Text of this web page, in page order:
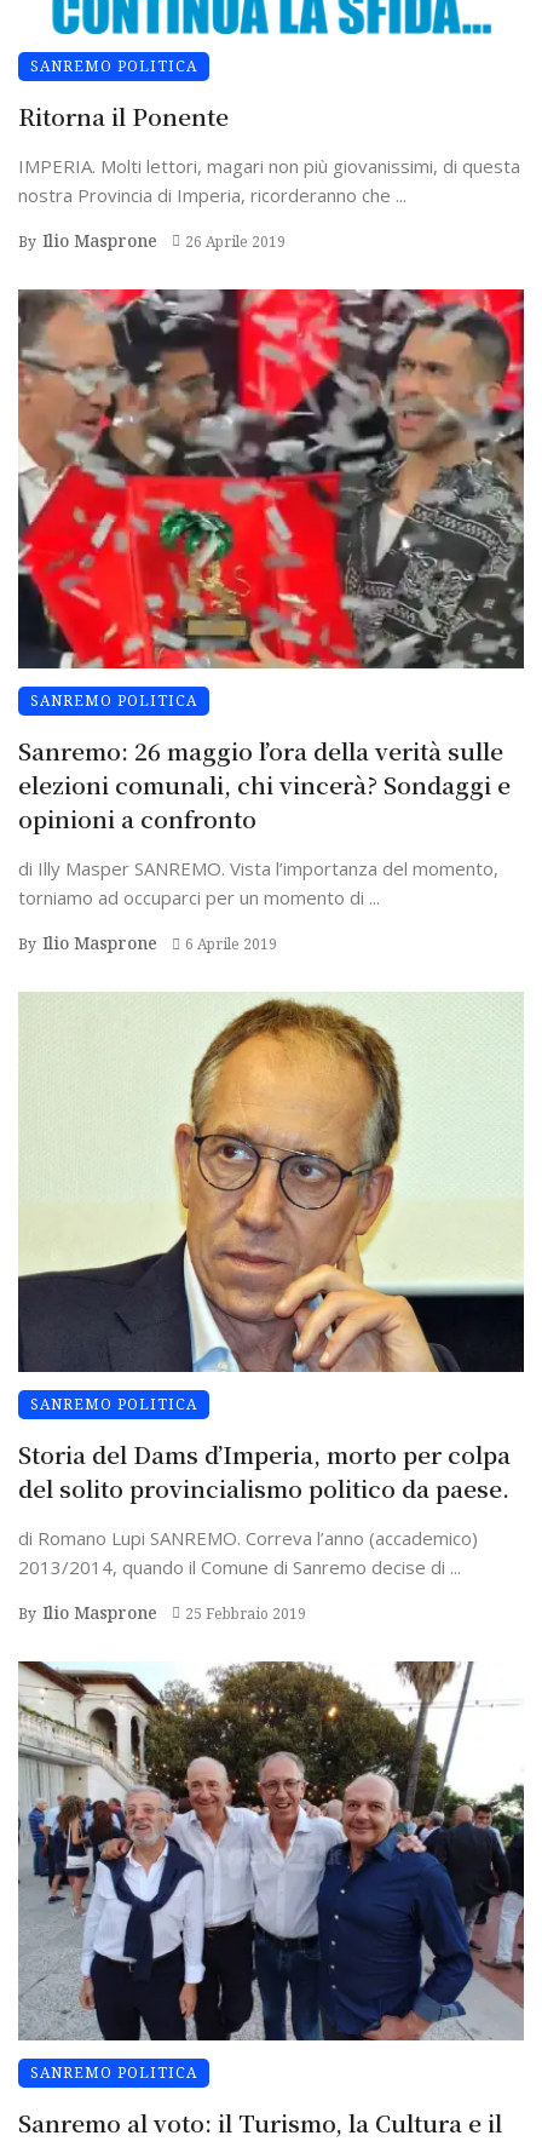
SANREMO POLITICA
Ritorna il Ponente
IMPERIA. Molti lettori, magari non più giovanissimi, di questa
nostra Provincia di Imperia, ricorderanno che ...
By Ilio Masprone 26 Aprile 2019
SANREMO POLITICA
Sanremo: 26 maggio l’ora della verità sulle
elezioni comunali, chi vincerà? Sondaggi e
opinioni a confronto
di Illy Masper SANREMO. Vista l’importanza del momento,
torniamo ad occuparci per un momento di ...
By Ilio Masprone 6 Aprile 2019
SANREMO POLITICA
Storia del Dams d’Imperia, morto per colpa
del solito provincialismo politico da paese.
di Romano Lupi SANREMO. Correva l’anno (accademico)
2013/2014, quando il Comune di Sanremo decise di ...
By Ilio Masprone 25 Febbraio 2019
SANREMO POLITICA
Sanremo al voto: il Turismo, la Cultura e il